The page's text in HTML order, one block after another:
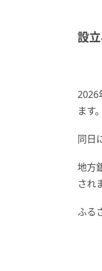
設
2026
ます。
同日
地方
され
ふる